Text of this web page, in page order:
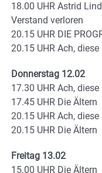
18.00 UHR Astrid
Verstand verloren
20.15 UHR DIE
20.15 UHR Ach,
Donnerstag 12.02
17.30 UHR Ach,
17.45 UHR Die Ältern
20.15 UHR Ach,
20.15 UHR Die Ältern
Freitag 13.02
15.00 UHR Die Ältern